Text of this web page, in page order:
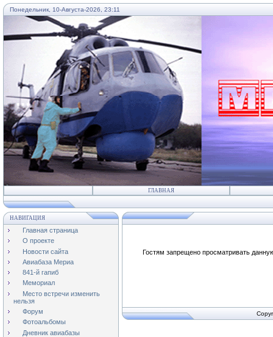
Понедельник, 10-Августа-2026, 23:11
...
ГЛАВНАЯ
НАВИГАЦИЯ
Главная страница
О проекте
Новости сайта
Авиабаза Мериа
841-й гапиб
Мемориал
Место встречи изменить
нельзя
Форум
Фотоальбомы
Дневник авиабазы
Гостям запрещено просматривать